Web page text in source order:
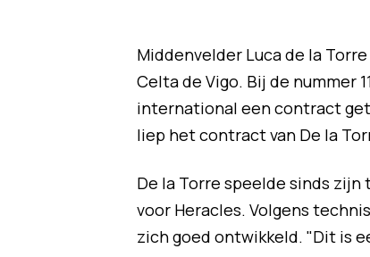
Middenvelder Luca de la
Celta de Vigo. Bij de nummer
international een contract
liep het contract van De la
De la Torre speelde sinds
voor Heracles. Volgens
zich goed ontwikkeld. "Dit is